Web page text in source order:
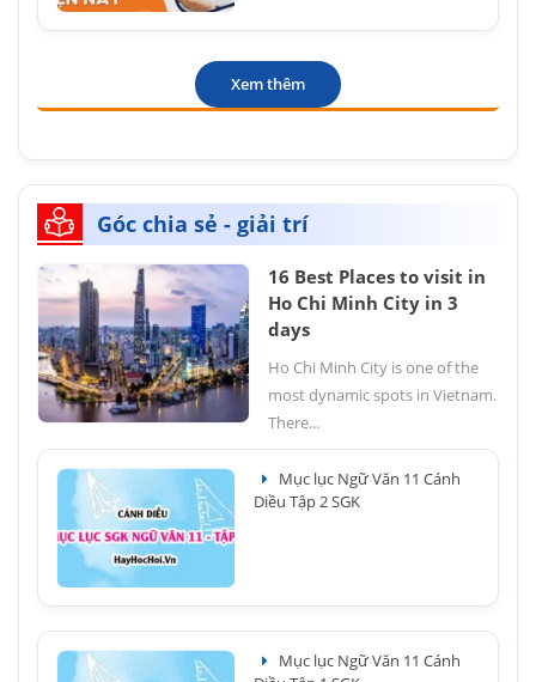
Xem thêm
Góc chia sẻ - giải trí
16 Best Places to visit in
Ho Chi Minh City in 3
days
Ho Chi Minh City is one of the
most dynamic spots in Vietnam.
There...
Mục lục Ngữ Văn 11 Cánh
Diều Tập 2 SGK
Mục lục Ngữ Văn 11 Cánh